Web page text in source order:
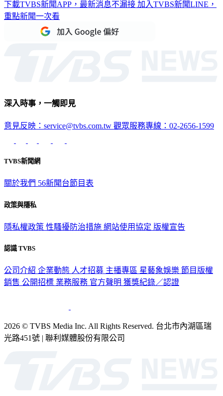
下載TVBS新聞APP，最新消息不漏接 加入TVBS新聞LINE，
重點新聞一次看
深入時事，一觸即見
意見反映：service@tvbs.com.tw 觀眾服務專線：02-2656-1599
TVBS新聞網
關於我們 56新聞台節目表
政策與隱私
隱私權政策 性騷擾防治措施 網站使用協定 版權宣告
認識 TVBS
公司介紹 企業動態 人才招募 主播專區 星藝象娛樂 節目版權
銷售 公開招標 業務服務 官方聲明 獲獎紀錄／認證
2026 © TVBS Media Inc. All Rights Reserved. 台北市內湖區瑞
光路451號 | 聯利媒體股份有限公司